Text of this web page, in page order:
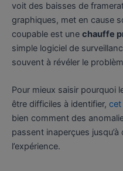
voit des baisses de
graphiques, met en cause
coupable est une chauffe
simple logiciel de
souvent à révéler le
Pour mieux saisir pourquoi
être difficiles à identifier, cet
bien comment des
passent inaperçues
l’expérience.